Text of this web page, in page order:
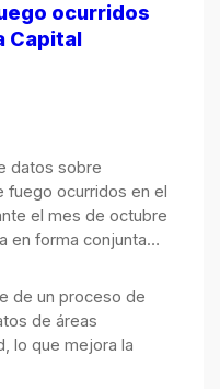
ocurridos
Capital
datos sobre
fuego ocurridos en el
el mes de octubre
en forma conjunta
y el
de un proceso de
de áreas
lo que mejora la